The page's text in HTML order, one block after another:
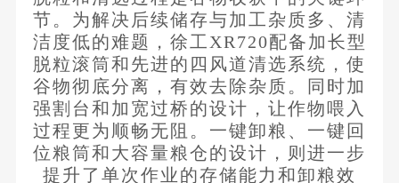
节。为解决后续储存与加工杂质多、清
洁度低的难题，徐工XR720配备加长型
脱粒滚筒和先进的四风道清选系统，使
谷物彻底分离，有效去除杂质。同时加
强割台和加宽过桥的设计，让作物喂入
过程更为顺畅无阻。一键卸粮、一键回
位粮筒和大容量粮仓的设计，则进一步
提升了单次作业的存储能力和卸粮效